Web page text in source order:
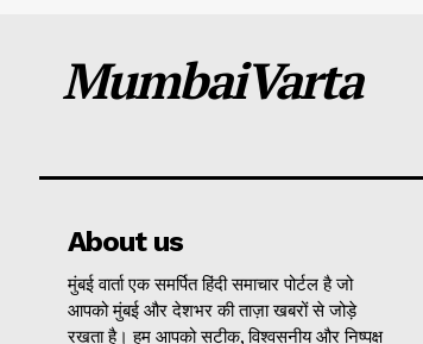
MumbaiVarta
About us
मुंबई वार्ता एक समर्पित हिंदी समाचार पोर्टल है जो
आपको मुंबई और देशभर की ताज़ा खबरों से जोड़े
रखता है। हम आपको सटीक, विश्वसनीय और निष्पक्ष